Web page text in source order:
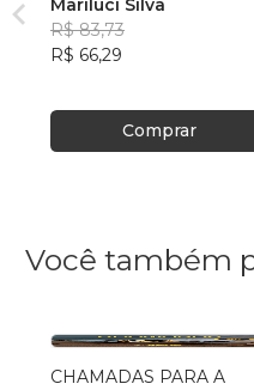
Mariluci Silva
R$ 83,73
R$ 66,29
Comprar
Você também
CHAMADAS PARA A